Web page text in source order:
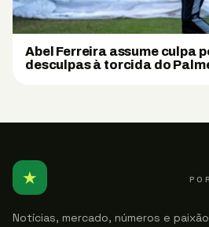
Abel Ferreira assume culpa
desculpas à torcida do
★
Notícias, mercado, números e